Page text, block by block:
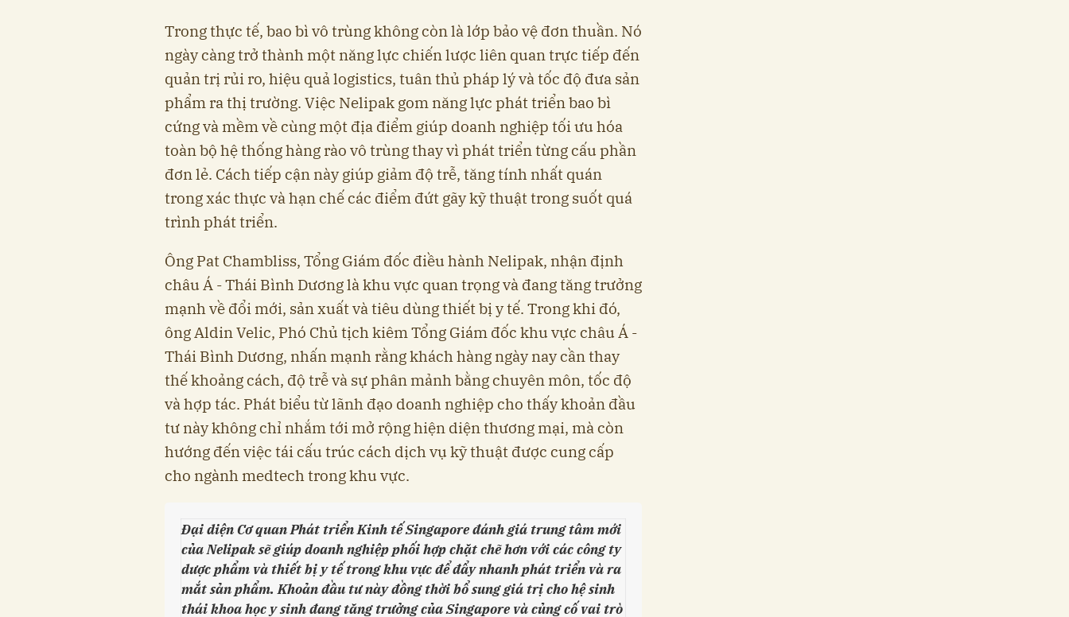
Trong thực tế, bao bì vô trùng không còn là lớp bảo vệ đơn thuần. Nó
ngày càng trở thành một năng lực chiến lược liên quan trực tiếp đến
quản trị rủi ro, hiệu quả logistics, tuân thủ pháp lý và tốc độ đưa sản
phẩm ra thị trường. Việc Nelipak gom năng lực phát triển bao bì
cứng và mềm về cùng một địa điểm giúp doanh nghiệp tối ưu hóa
toàn bộ hệ thống hàng rào vô trùng thay vì phát triển từng cấu phần
đơn lẻ. Cách tiếp cận này giúp giảm độ trễ, tăng tính nhất quán
trong xác thực và hạn chế các điểm đứt gãy kỹ thuật trong suốt quá
trình phát triển.
Ông Pat Chambliss, Tổng Giám đốc điều hành Nelipak, nhận định
châu Á - Thái Bình Dương là khu vực quan trọng và đang tăng trưởng
mạnh về đổi mới, sản xuất và tiêu dùng thiết bị y tế. Trong khi đó,
ông Aldin Velic, Phó Chủ tịch kiêm Tổng Giám đốc khu vực châu Á -
Thái Bình Dương, nhấn mạnh rằng khách hàng ngày nay cần thay
thế khoảng cách, độ trễ và sự phân mảnh bằng chuyên môn, tốc độ
và hợp tác. Phát biểu từ lãnh đạo doanh nghiệp cho thấy khoản đầu
tư này không chỉ nhắm tới mở rộng hiện diện thương mại, mà còn
hướng đến việc tái cấu trúc cách dịch vụ kỹ thuật được cung cấp
cho ngành medtech trong khu vực.
Đại diện Cơ quan Phát triển Kinh tế Singapore đánh giá trung tâm mới
của Nelipak sẽ giúp doanh nghiệp phối hợp chặt chẽ hơn với các công ty
dược phẩm và thiết bị y tế trong khu vực để đẩy nhanh phát triển và ra
mắt sản phẩm. Khoản đầu tư này đồng thời bổ sung giá trị cho hệ sinh
thái khoa học y sinh đang tăng trưởng của Singapore và củng cố vai trò